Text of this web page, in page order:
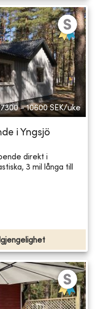
7300 - 10600 SEK/uke
i Yngsjö
direkt i
3 mil långa till